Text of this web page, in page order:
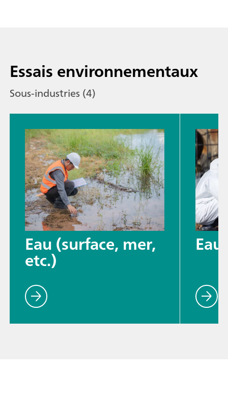
Essais environnementaux
Sous-industries (4)
Eau (surface, mer,
etc.)